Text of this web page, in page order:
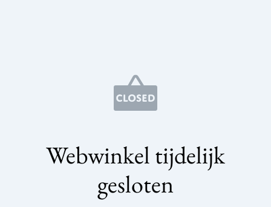
Webwinkel tijdelijk
gesloten